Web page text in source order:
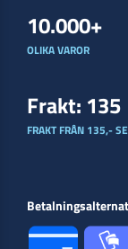
10.000+
OLIKA VAROR
Frakt: 135
FRAKT FRÅN 135,-